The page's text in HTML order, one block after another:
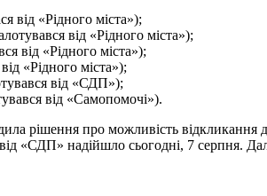
від «Рідного міста»);
від «Рідного міста»);
від «Рідного міста»);
«Рідного міста»);
від «СДП»);
від «Самопомочі»).
рішення про можливість
«СДП» надійшло сьогодні, 7 серпня.